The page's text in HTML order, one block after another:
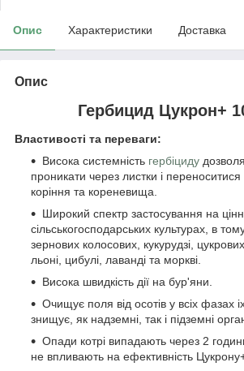
Опис Характеристики Доставка
Опис
Гербицид Цукрон+
Властивості та переваги:
Висока системність гербіциду
проникати через листки і переноситися
коріння та кореневища.
Широкий спектр застосування на
сільськогосподарських культурах, в
зернових колосових, кукурудзі,
льоні, цибулі, лаванді та моркві.
Висока швидкість дії на бур'яни.
Очищує поля від осотів у всіх фазах
знищує, як надземні, так і підземні
Опади котрі випадають через 2
не впливають на ефективність